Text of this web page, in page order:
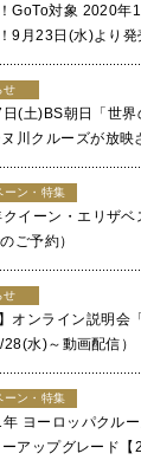
GoTo対象 2020
9月23日(水)より発
せ
日(土)BS朝日「世
川クルーズが放映
ーン・特集
クイーン・エリザ
ご予約）
せ
オンライン説明会
水)～動画配信）
ーン・特集
年 ヨーロッパクル
アップグレード